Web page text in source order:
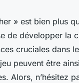
» est bien plus
de développer la
cruciales dans
peuvent être
Alors, n’hésitez